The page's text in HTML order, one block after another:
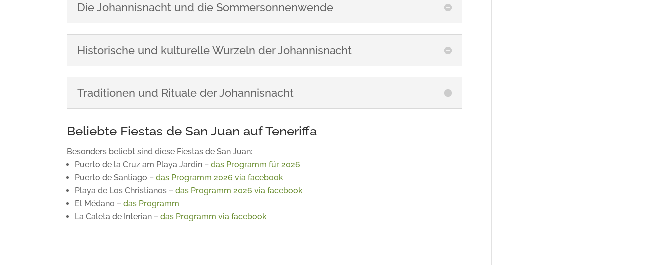
Die Johannisnacht und die Sommersonnenwende
Historische und kulturelle Wurzeln der Johannisnacht
Traditionen und Rituale der Johannisnacht
Beliebte Fiestas de San Juan auf Teneriffa
Besonders beliebt sind diese Fiestas de San Juan:
Puerto de la Cruz am Playa Jardin –das Programm für 2026
Puerto de Santiago –das Programm 2026 via facebook
Playa de Los Christianos –das Programm 2026 via facebook
El Médano –das Programm
La Caleta de Interian –das Programm via facebook